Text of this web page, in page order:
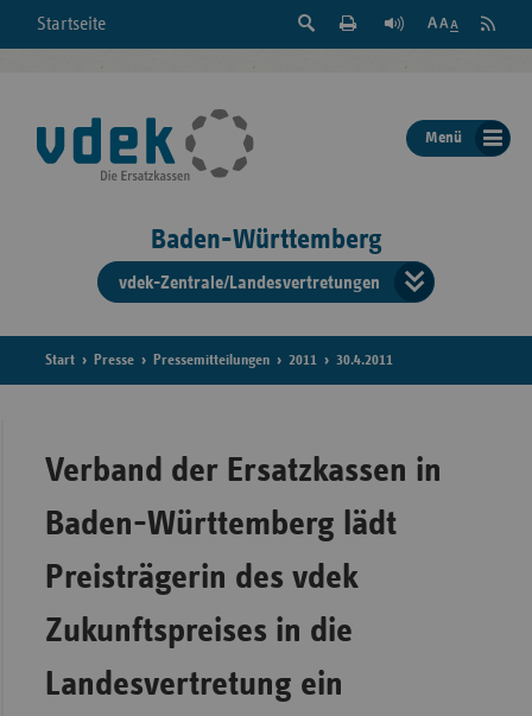
Startseite
Suche
der
Seite
Feed
Menü
Baden-Württemberg
vdek-Zentrale/Landesvertretungen
der
Start Presse Pressemitteilungen 2011 30.4.2011
Verband der Ersatzkassen in
Baden-Württemberg lädt
Preisträgerin des vdek
Zukunftspreises in die
Landesvertretung ein